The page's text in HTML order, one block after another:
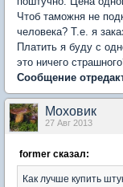
Чтоб таможня не
человека? Т.е. я
Платить я буду с
это ничего
Сообщение
Моховик
27 Авг 2013
former сказал:
Как лучше купить